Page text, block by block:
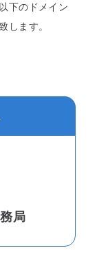
下のドメイン
します。
局